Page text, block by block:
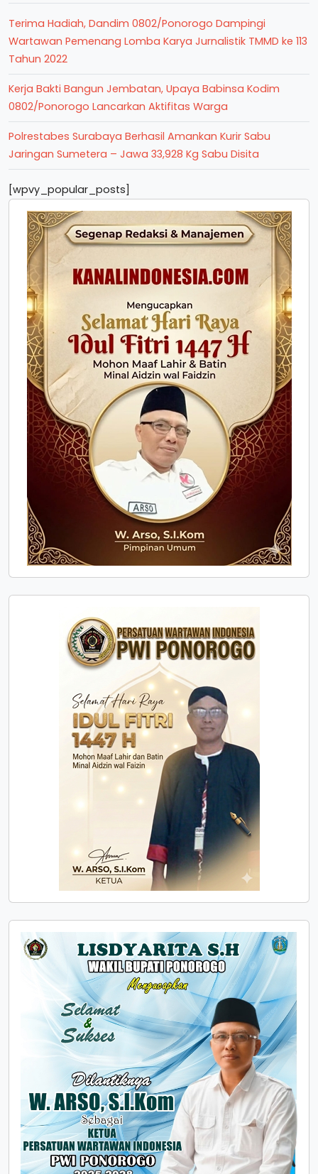
Terima Hadiah, Dandim 0802/Ponorogo Dampingi
Wartawan Pemenang Lomba Karya Jurnalistik TMMD ke 113
Tahun 2022
Kerja Bakti Bangun Jembatan, Upaya Babinsa Kodim
0802/Ponorogo Lancarkan Aktifitas Warga
Polrestabes Surabaya Berhasil Amankan Kurir Sabu
Jaringan Sumetera – Jawa 33,928 Kg Sabu Disita
[wpvy_popular_posts]